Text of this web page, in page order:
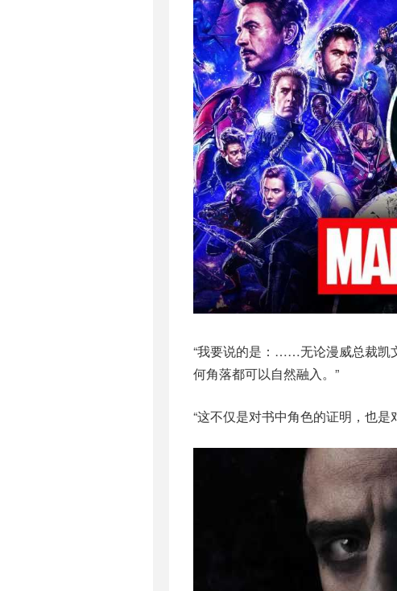
“我要说的是：……无论漫威总裁凯
何角落都可以自然融入。”
“这不仅是对书中角色的证明，也是